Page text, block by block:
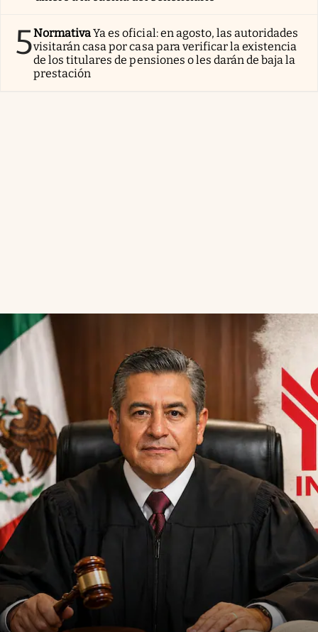
5NormativaYa es oficial: en agosto, las autoridades
visitarán casa por casa para verificar la existencia
de los titulares de pensiones o les darán de baja la
prestación